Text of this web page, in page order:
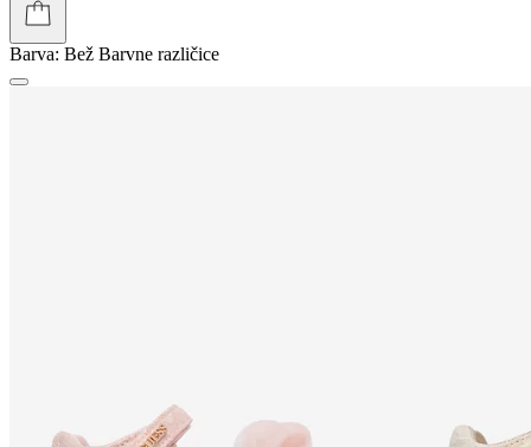
Barva: Bež Barvne različice